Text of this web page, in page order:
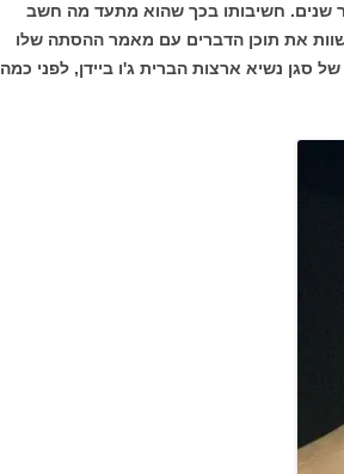
שנים. חשיבותו בכך שהוא מתעד מה חשב
את תוכן הדברים עם מאמר ההסתה שלו
סגן נשיא ארצות הברית ג'ו ביידן, לפני כמה